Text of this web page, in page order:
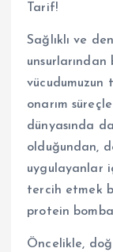
Tarif!
Sağlıklı ve
unsurlarından
vücudumuzun
onarım
dünyasında
olduğundan,
uygulayanlar
tercih etmek
protein
Öncelikle,